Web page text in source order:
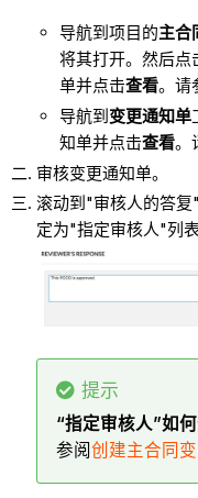
导航到项目的主合
将其打开。然后点
单并点击查看。请
导航到变更通知单
知单并点击查看。
审核变更通知单。
滚动到"审核人的答
定为"指定审核人"列
提示
“指定审核人”如
参阅 创建主合同